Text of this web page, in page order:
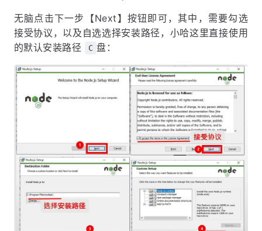
无脑点击下一步【Next】按钮即可，其中，需要勾选
接受协议，以及自选选择安装路径，小哈这里直接使用
的默认安装路径
C 盘：